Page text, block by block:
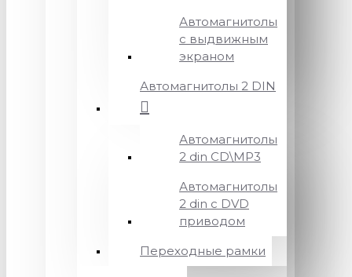
Автомагнитолы
с выдвижным
экраном
Автомагнитолы 2 DIN
Автомагнитолы
2 din CD\MP3
Автомагнитолы
2 din с DVD
приводом
Переходные рамки